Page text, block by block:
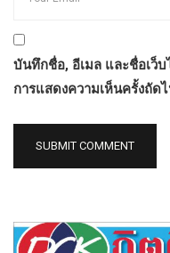
บันทึกชื่อ, อีเมล และชื่อเว็
การแสดงความเห็นครั้งถัด